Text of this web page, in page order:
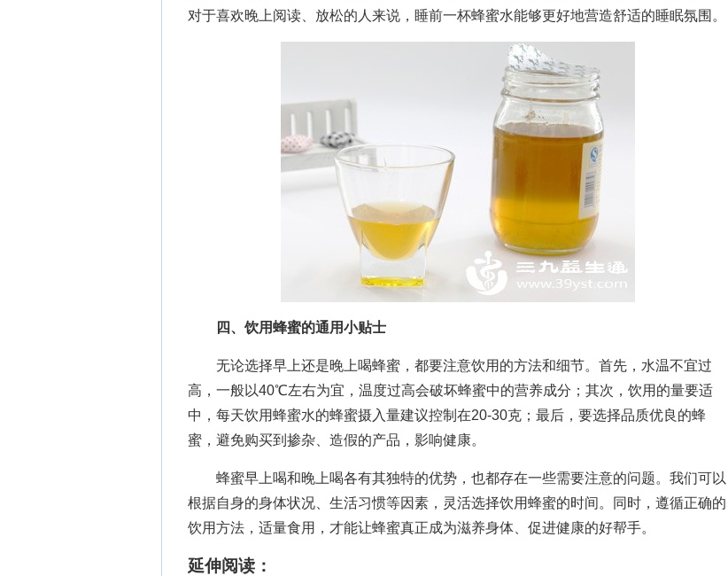
对于喜欢晚上阅读、放松的人来说，睡前一杯蜂蜜水能够更好地营造舒适的睡眠氛围。
四、饮用蜂蜜的通用小贴士
无论选择早上还是晚上喝蜂蜜，都要注意饮用的方法和细节。首先，水温不宜过
高，一般以40℃左右为宜，温度过高会破坏蜂蜜中的营养成分；其次，饮用的量要适
中，每天饮用蜂蜜水的蜂蜜摄入量建议控制在20-30克；最后，要选择品质优良的蜂
蜜，避免购买到掺杂、造假的产品，影响健康。
蜂蜜早上喝和晚上喝各有其独特的优势，也都存在一些需要注意的问题。我们可以
根据自身的身体状况、生活习惯等因素，灵活选择饮用蜂蜜的时间。同时，遵循正确的
饮用方法，适量食用，才能让蜂蜜真正成为滋养身体、促进健康的好帮手。
延伸阅读：